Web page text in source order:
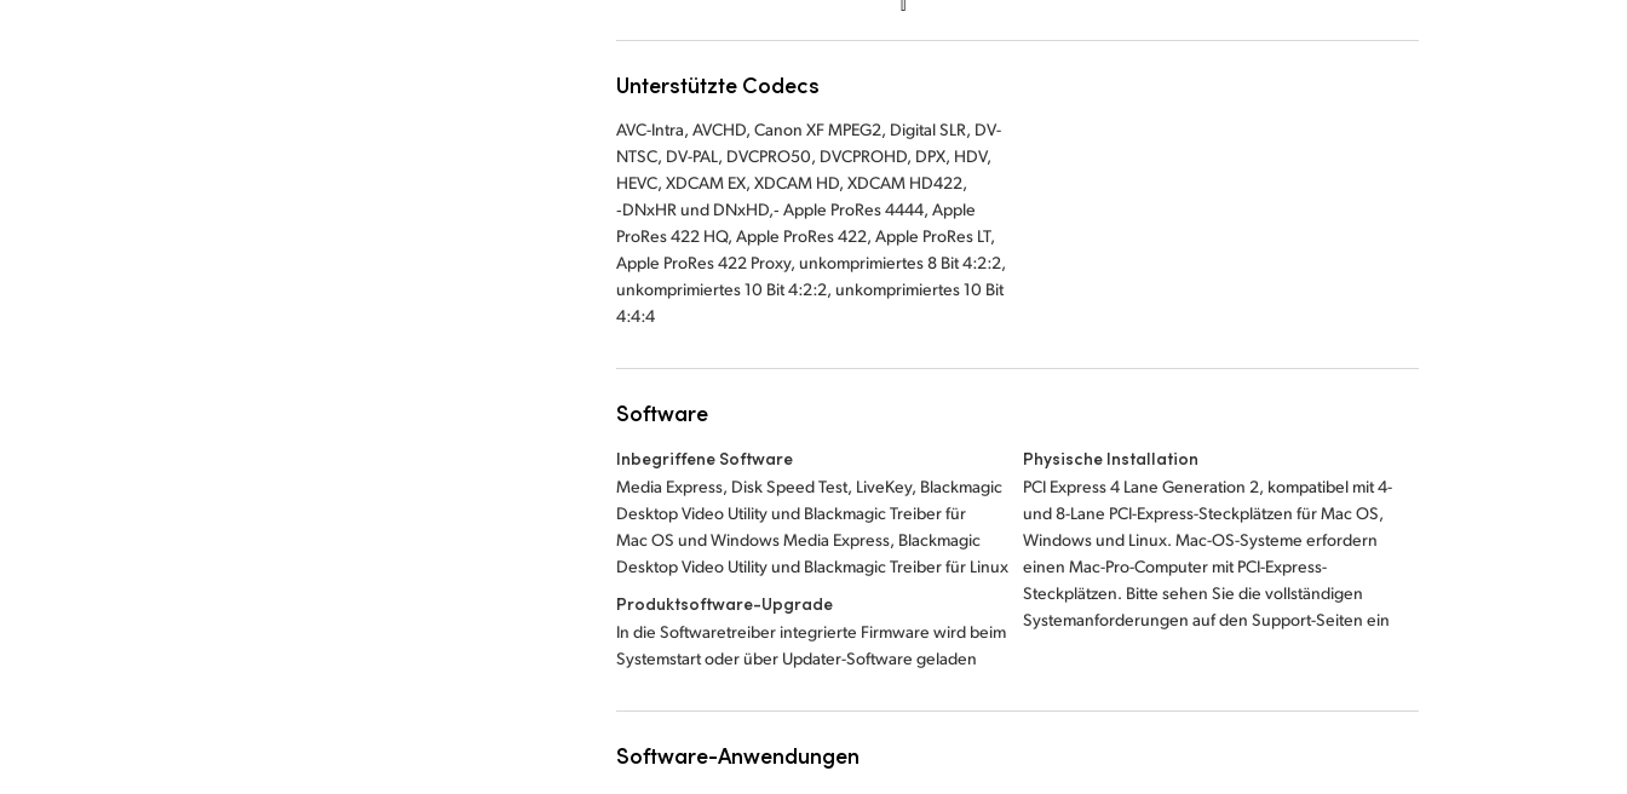
Unterstützte Codecs
AVC-Intra, AVCHD, Canon XF MPEG2, Digital SLR, DV-
NTSC, DV-PAL, DVCPRO50, DVCPROHD, DPX, HDV,
HEVC, XDCAM EX, XDCAM HD, XDCAM HD422,
‑DNxHR und DNxHD,‑ Apple ProRes 4444, Apple
ProRes 422 HQ, Apple ProRes 422, Apple ProRes LT,
Apple ProRes 422 Proxy, unkomprimiertes 8 Bit 4:2:2,
unkomprimiertes 10 Bit 4:2:2, unkomprimiertes 10 Bit
4:4:4
Software
Inbegriffene Software
Media Express, Disk Speed Test, LiveKey, Blackmagic
Desktop Video Utility und Blackmagic Treiber für
Mac OS und Windows Media Express, Blackmagic
Desktop Video Utility und Blackmagic Treiber für Linux
Produktsoftware-Upgrade
In die Softwaretreiber integrierte Firmware wird beim
Systemstart oder über Updater-Software geladen
Physische Installation
PCI Express 4 Lane Generation 2, kompatibel mit 4-
und 8-Lane PCI-Express-Steckplätzen für Mac OS,
Windows und Linux. Mac-OS-Systeme erfordern
einen Mac-Pro-Computer mit PCI-Express-
Steckplätzen. Bitte sehen Sie die vollständigen
Systemanforderungen auf den Support-Seiten ein
Software-Anwendungen